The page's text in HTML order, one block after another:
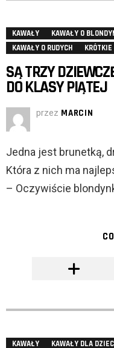
KAWAŁY KAWAŁY O
KAWAŁY O RUDYCH
KRÓTKIE
SĄ TRZY
DO KLASY PIĄTEJ
przez MARCIN
Jedna jest brunetką,
Która z nich ma
– Oczywiście
KAWAŁY KAWAŁY DLA